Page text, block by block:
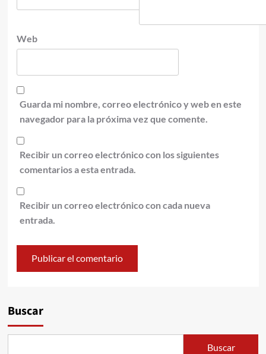
Web
Guarda mi nombre, correo electrónico y web en este
navegador para la próxima vez que comente.
Recibir un correo electrónico con los siguientes
comentarios a esta entrada.
Recibir un correo electrónico con cada nueva
entrada.
Buscar
Buscar